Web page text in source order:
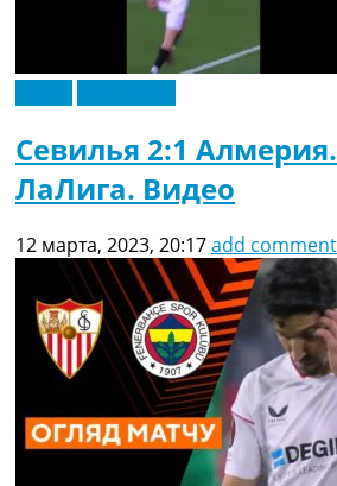
Севилья 2:1
ЛаЛига. Видео
12 марта, 2023, 20:17add comment